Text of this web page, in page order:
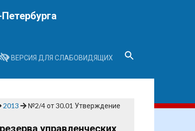
ВЕРСИЯ ДЛЯ СЛАБОВИДЯЩИХ
2013
№2/4 от 30.01 Утверждение
управленческих